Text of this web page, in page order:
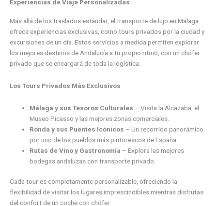
Experiencias de Viaje Personalizadas
Más allá de los traslados estándar, el transporte de lujo en Málaga
ofrece experiencias exclusivas, como tours privados por la ciudad y
excursiones de un día. Estos servicios a medida permiten explorar
los mejores destinos de Andalucía a tu propio ritmo, con un chófer
privado que se encargará de toda la logística.
Los Tours Privados Más Exclusivos
Málaga y sus Tesoros Culturales – Visita la Alcazaba, el
Museo Picasso y las mejores zonas comerciales.
Ronda y sus Puentes Icónicos – Un recorrido panorámico
por uno de los pueblos más pintorescos de España.
Rutas de Vino y Gastronomía – Explora las mejores
bodegas andaluzas con transporte privado.
Cada tour es completamente personalizable, ofreciendo la
flexibilidad de visitar los lugares imprescindibles mientras disfrutas
del confort de un coche con chófer.